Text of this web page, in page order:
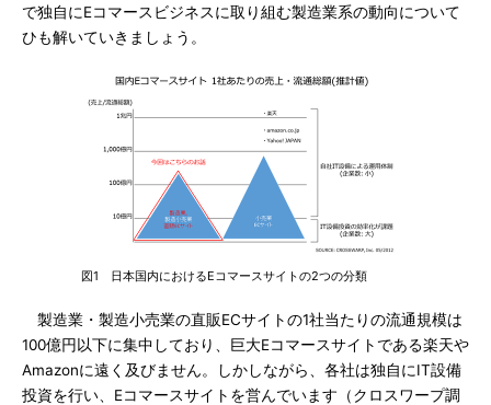
で独自にEコマースビジネスに取り組む製造業系の動向について
ひも解いていきましょう。
図1 日本国内におけるEコマースサイトの2つの分類
製造業・製造小売業の直販ECサイトの1社当たりの流通規模は
100億円以下に集中しており、巨大Eコマースサイトである楽天や
Amazonに遠く及びません。しかしながら、各社は独自にIT設備
投資を行い、Eコマースサイトを営んでいます（クロスワープ調